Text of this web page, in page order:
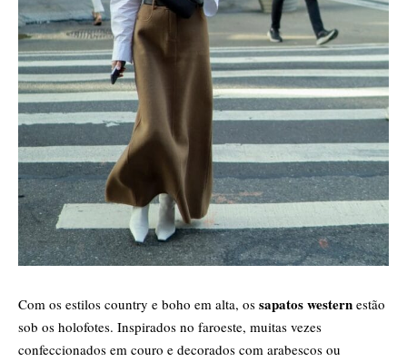
Com os estilos country e boho em alta, os sapatos western estão
sob os holofotes. Inspirados no faroeste, muitas vezes
confeccionados em couro e decorados com arabescos ou